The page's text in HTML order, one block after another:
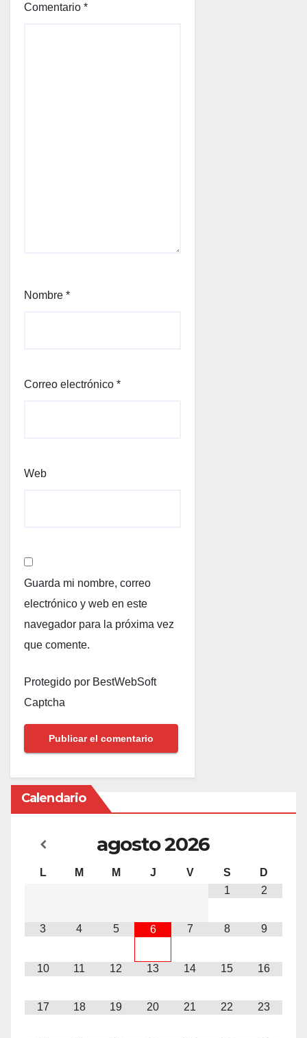
Comentario *
Nombre *
Correo electrónico *
Web
Guarda mi nombre, correo
electrónico y web en este
navegador para la próxima vez
que comente.
Protegido por BestWebSoft
Captcha
Calendario
agosto2026
L M M J V S
D
1
2
3 4 5 6 7 8 9
10 11 12 13 14 15 16
17 18 19 20 21 22 23